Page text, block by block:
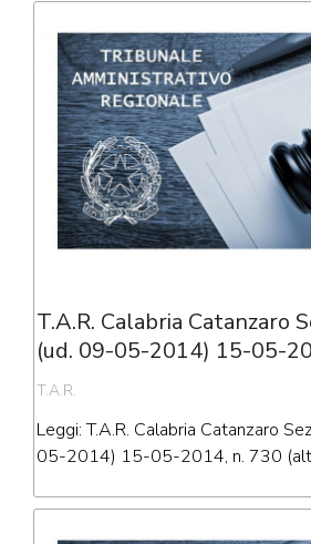
T.A.R. Calabria Catanzaro
(ud. 09-05-2014) 15-05-
T.A.R.
Leggi: T.A.R. Calabria Catanzaro
05-2014) 15-05-2014, n. 730